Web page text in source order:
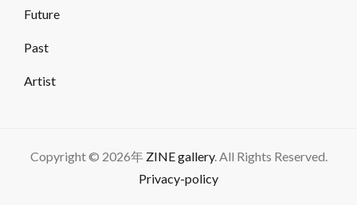
Future
Past
Artist
Copyright © 2026年 ZINE gallery. All Rights Reserved.
Privacy-policy